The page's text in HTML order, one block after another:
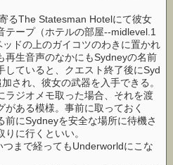
るThe Statesman Hotelにて彼女
テープ（ホテルの部屋--midlevel.1
ドの上のガイコツのわきに置かれ
再生音声のなかにもSydneyの名前
していると、クエスト終了後にSyd
され、彼女の武器を入手できる。
ラジオメモ取った場合、それを渡
がある模様。事前に取っておく
前にSydneyを安全な場所に待機さ
に行くといい。
まで経ってもUnderworldにこな